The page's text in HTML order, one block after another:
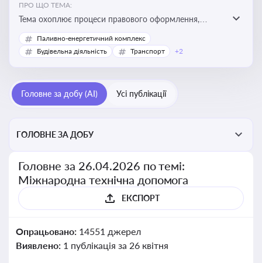
ПРО ЩО ТЕМА:
Тема охоплює процеси правового оформлення,
адміністрування і контролю технічної допомоги, що
надається Україні з-за кордону, і є критично
Паливно-енергетичний комплекс
Будівельна діяльність
Транспорт +2
Головне за добу (AI) Усі публікації
ГОЛОВНЕ ЗА ДОБУ
Головне за 26.04.2026 по темі:
Міжнародна технічна допомога
ЕКСПОРТ
Опрацьовано: 14551 джерел
Виявлено: 1 публікація за 26 квітня